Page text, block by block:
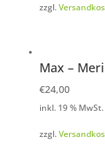
zzgl.
Max –
€24,00
inkl. 19 % MwSt.
zzgl.